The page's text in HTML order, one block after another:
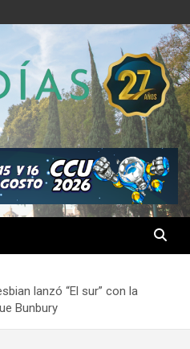
lanzó “El sur” con la
Bunbury